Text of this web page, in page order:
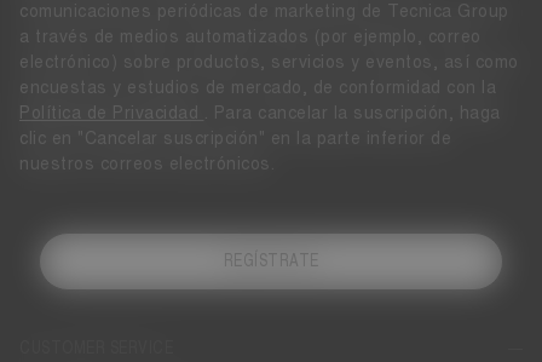
comunicaciones periódicas de marketing de Tecnica Group
a través de medios automatizados (por ejemplo, correo
electrónico) sobre productos, servicios y eventos, así como
encuestas y estudios de mercado, de conformidad con la
Política de Privacidad . Para cancelar la suscripción, haga
clic en "Cancelar suscripción" en la parte inferior de
nuestros correos electrónicos.
REGÍSTRATE